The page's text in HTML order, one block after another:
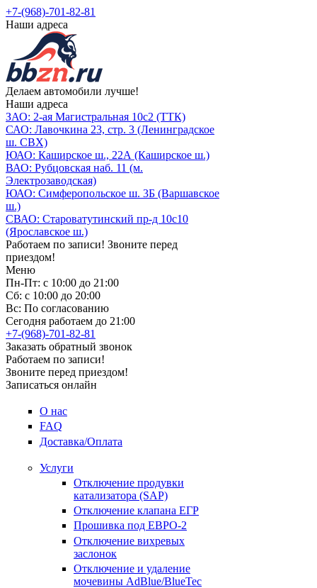
+7-(968)-701-82-81
Наши адреса
Делаем автомобили лучше!
Наши адреса
ЗАО: 2-ая Магистральная 10с2 (ТТК)
САО: Лавочкина 23, стр. 3 (Ленинградское
ш. СВХ)
ЮАО: Каширское ш., 22А (Каширское ш.)
ВАО: Рубцовская наб. 11 (м.
Электрозаводская)
ЮАО: Симферопольское ш. 3Б (Варшавское
ш.)
СВАО: Староватутинский пр-д 10с10
(Ярославское ш.)
Работаем по записи! Звоните перед
приездом!
Меню
Пн-Пт: с 10:00 до 21:00
Сб: с 10:00 до 20:00
Вс: По согласованию
Сегодня работаем до 21:00
+7-(968)-701-82-81
Заказать обратный звонок
Работаем по записи!
Звоните перед приездом!
Записаться онлайн
О нас
FAQ
Доставка/Оплата
Услуги
Отключение продувки
катализатора (SAP)
Отключение клапана ЕГР
Прошивка под ЕВРО-2
Отключение вихревых
заслонок
Отключение и удаление
мочевины AdBlue/BlueTec